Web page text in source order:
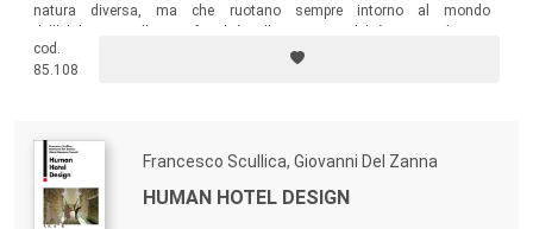
natura diversa, ma che ruotano sempre intorno al mondo
alla sua visione del mondo. Un mondo di fronte al quale è spesso
poco chiaro “cosa fare” ma diventa molto importante come porsi,
cod.
85.108
Francesco Scullica, Giovanni Del Zanna
HUMAN HOTEL DESIGN